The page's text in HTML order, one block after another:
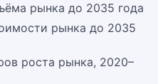
рынка до 2035 года
рынка до 2035
роста рынка, 2020–